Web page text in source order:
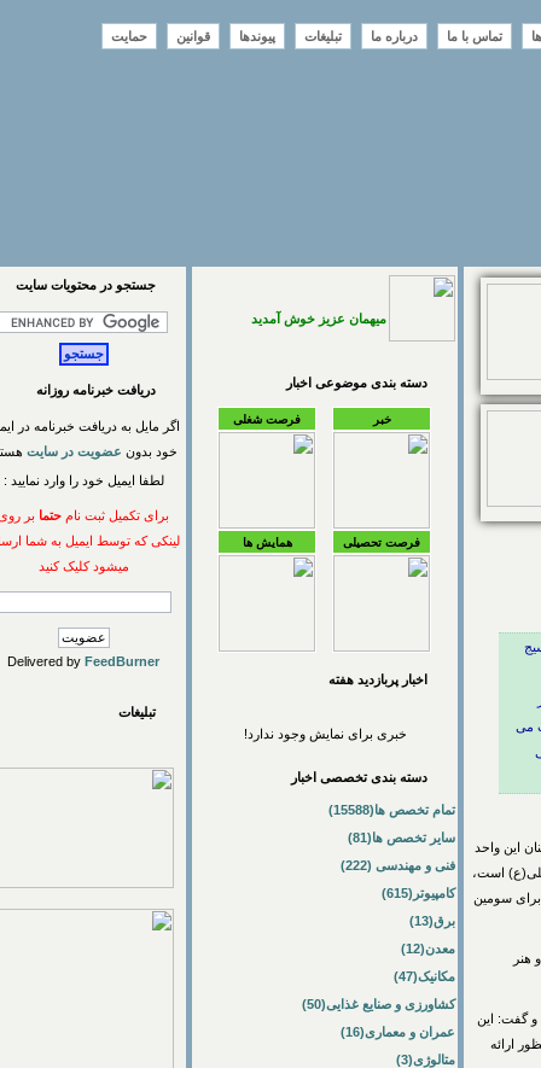
تماس با ما درباره ما تبلیغات پیوندها قوانین حمایت
واحد
است،
سومین
و گفت: این
میهمان عزیز خوش آمدید
دسته بندی موضوعی اخبار
فرصت شغلی
فرصت تحصیلی همایش ها
اخبار پربازديد هفته
خبری برای نمایش وجود ندارد!
دسته بندی تخصصی اخبار
تمام تخصص ها(15588)
سایر تخصص ها(81)
فنی و مهندسی (222)
کامپیوتر(615)
برق(13)
معدن(12)
مکانیک(47)
کشاورزی و صنایع غذایی(50)
عمران و معماری(16)
متالوژی(3)
جستجو در محتويات سايت
دریافت خبرنامه روزانه
اگر مایل به دریافت خبرنامه در ایمیل
خود بدونعضویت در سایتهستید
لطفا ایمیل خود را وارد نمایید :
برای تکمیل ثبت نام حتمابر روی
لینکی که توسط ایمیل به شما ارسال
میشود کلیک کنید
Delivered byFeedBurner
تبلیغات